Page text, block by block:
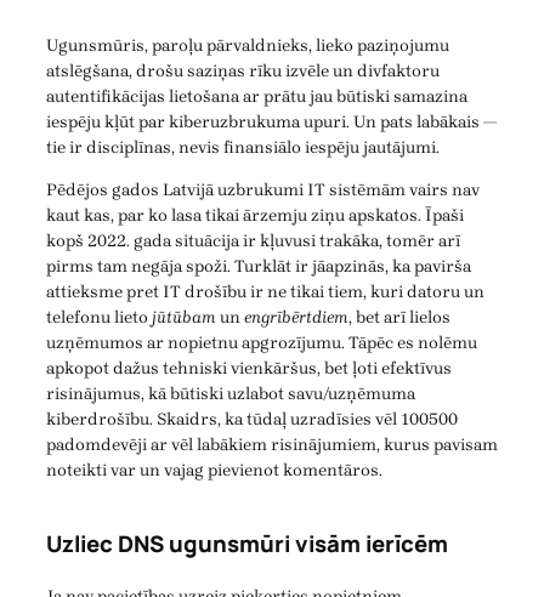
Ugunsmūris, paroļu pārvaldnieks, lieko paziņojumu
atslēgšana, drošu saziņas rīku izvēle un divfaktoru
autentifikācijas lietošana ar prātu jau būtiski samazina
iespēju kļūt par kiberuzbrukuma upuri. Un pats labākais —
tie ir disciplīnas, nevis finansiālo iespēju jautājumi.
Pēdējos gados Latvijā uzbrukumi IT sistēmām vairs nav
kaut kas, par ko lasa tikai ārzemju ziņu apskatos. Īpaši
kopš 2022. gada situācija ir kļuvusi trakāka, tomēr arī
pirms tam negāja spoži. Turklāt ir jāapzinās, ka pavirša
attieksme pret IT drošību ir ne tikai tiem, kuri datoru un
telefonu lietojūtūbamunengrībērtdiem, bet arī lielos
uzņēmumos ar nopietnu apgrozījumu. Tāpēc es nolēmu
apkopot dažus tehniski vienkāršus, bet ļoti efektīvus
risinājumus, kā būtiski uzlabot savu/uzņēmuma
kiberdrošību. Skaidrs, ka tūdaļ uzradīsies vēl 100500
padomdevēji ar vēl labākiem risinājumiem, kurus pavisam
noteikti var un vajag pievienot komentāros.
Uzliec DNS ugunsmūri visām ierīcēm